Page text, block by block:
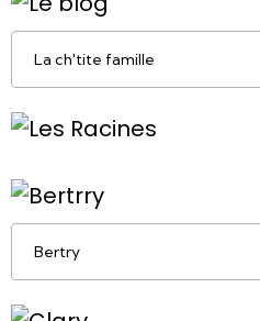
La ch'tite famille
Bertry